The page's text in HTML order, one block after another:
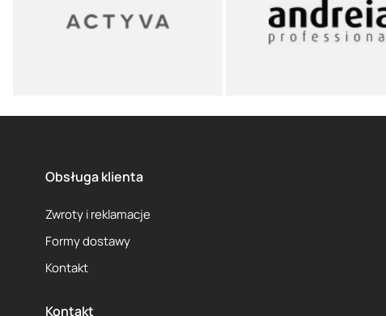
Obsługa klienta
Zwroty i reklamacje
Formy dostawy
Kontakt
Kontakt